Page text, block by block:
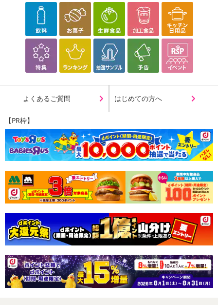
よくあるご質問 はじめての方へ
【PR枠】